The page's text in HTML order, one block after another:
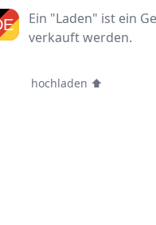
Ein "Laden" ist ein
verkauft werden.
hochladen ⬆️